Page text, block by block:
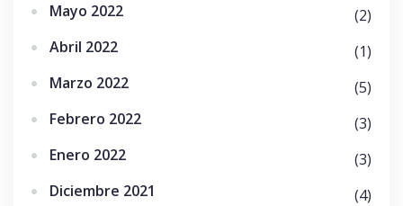
Mayo 2022
(2)
Abril 2022
(1)
Marzo 2022
(5)
Febrero 2022
(3)
Enero 2022
(3)
Diciembre 2021
(4)